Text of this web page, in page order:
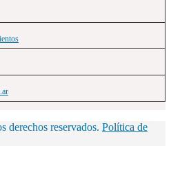
derechos reservados. Política de